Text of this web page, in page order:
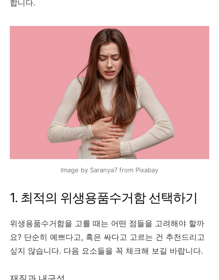
합니다.
Image by Saranya7 from Pixabay
1. 최적의 위생용품수거함 선택하기
위생용품수거함을 고를 때는 어떤 점들을 고려해야 할까
요? 단순히 예쁘다고, 혹은 싸다고 고르는 건 추천드리고
싶지 않습니다. 다음 요소들을 꼭 체크해 보길 바랍니다.